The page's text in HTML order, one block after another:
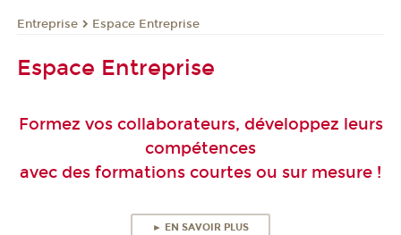
Entreprise Espace Entreprise
Espace Entreprise
Formez vos collaborateurs, développez leurs
compétences
avec des formations courtes ou sur mesure !
► EN SAVOIR PLUS